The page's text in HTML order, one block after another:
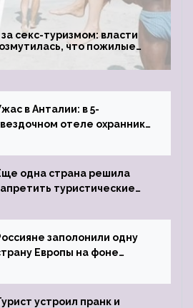
секс-туризмом: власти
что пожилые
едут к ним, чтобы
любовниками
в Анталии: в 5-
отеле охранник
одна страна решила
туристические
заполонили одну
Европы на фоне
устроил пранк и